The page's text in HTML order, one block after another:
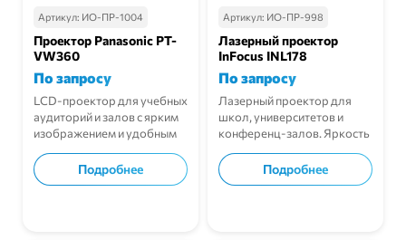
Артикул: ИО-ПР-1004
Проектор Panasonic PT-
VW360
По запросу
LCD-проектор для учебных
аудиторий и залов с ярким
изображением и удобным
подключением.
Подробнее
Артикул: ИО-ПР-998
Лазерный проектор
InFocus INL178
По запросу
Лазерный проектор для
школ, университетов и
конференц-залов. Яркость
и надежность 24/7.
Подробнее